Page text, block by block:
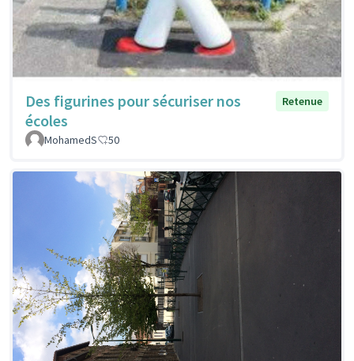
Des figurines pour sécuriser nos
écoles
Retenue
MohamedS 50